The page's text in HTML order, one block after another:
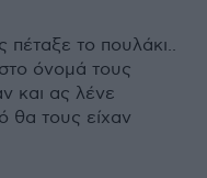
το πουλάκι..
όνομά τους
και ας λένε
θα τους είχαν